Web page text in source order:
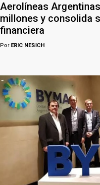
Aerolíneas
millones y consolida
financiera
Por ERIC NESICH